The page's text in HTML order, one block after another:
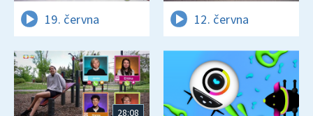
19. června 12. června
28:08